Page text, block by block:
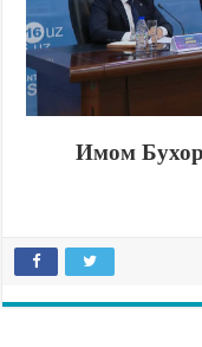
Имом